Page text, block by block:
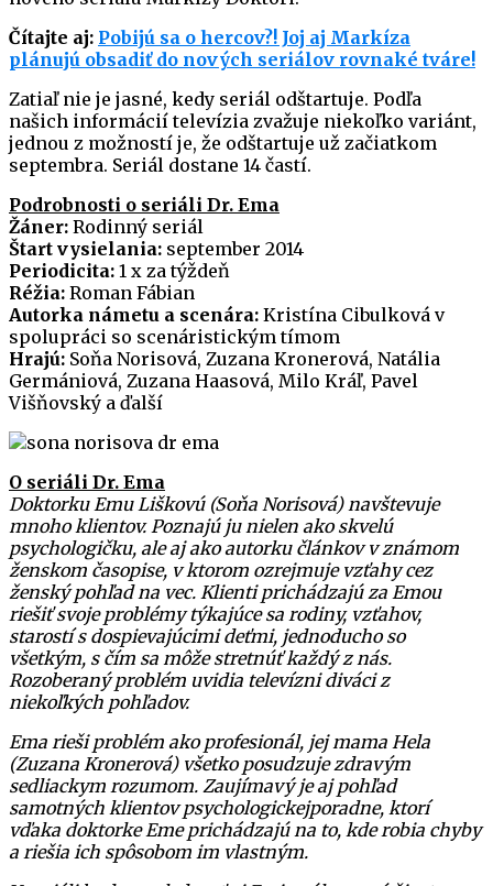
Čítajte aj: Pobijú sa o hercov?! Joj aj Markíza
plánujú obsadiť do nových seriálov rovnaké tváre!
Zatiaľ nie je jasné, kedy seriál odštartuje. Podľa
našich informácií televízia zvažuje niekoľko variánt,
jednou z možností je, že odštartuje už začiatkom
septembra. Seriál dostane 14 častí.
Podrobnosti o seriáli Dr. Ema
Žáner: Rodinný seriál
Štart vysielania: september 2014
Periodicita: 1 x za týždeň
Réžia: Roman Fábian
Autorka námetu a scenára: Kristína Cibulková v
spolupráci so scenáristickým tímom
Hrajú: Soňa Norisová, Zuzana Kronerová, Natália
Germániová, Zuzana Haasová, Milo Kráľ, Pavel
Višňovský a ďalší
O seriáli Dr. Ema
Doktorku Emu Liškovú (Soňa Norisová) navštevuje
mnoho klientov. Poznajú ju nielen ako skvelú
psychologičku, ale aj ako autorku článkov v známom
ženskom časopise, v ktorom ozrejmuje vzťahy cez
ženský pohľad na vec. Klienti prichádzajú za Emou
riešiť svoje problémy týkajúce sa rodiny, vzťahov,
starostí s dospievajúcimi deťmi, jednoducho so
všetkým, s čím sa môže stretnúť každý z nás.
Rozoberaný problém uvidia televízni diváci z
niekoľkých pohľadov.
Ema rieši problém ako profesionál, jej mama Hela
(Zuzana Kronerová) všetko posudzuje zdravým
sedliackym rozumom. Zaujímavý je aj pohľad
samotných klientov psychologickejporadne, ktorí
vďaka doktorke Eme prichádzajú na to, kde robia chyby
a riešia ich spôsobom im vlastným.